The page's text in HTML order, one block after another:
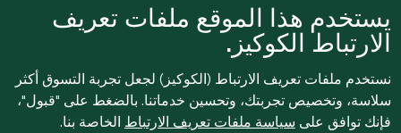
يستخدم هذا الموقع ملفات تعريف
الارتباط الكوكيز.
نستخدم ملفات تعريف الارتباط (الكوكيز) لجعل تجربة التسوق أكثر
سلاسة، وتخصيص تجربتك، وتحسين خدماتنا. بالضغط على "قبول"،
فإنك توافق على سياسة ملفات تعريف الارتباط الخاصة بنا.